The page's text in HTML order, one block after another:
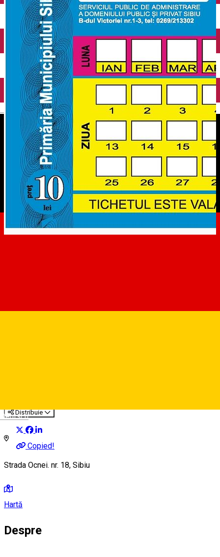
English
DeutschDistribuie
Copied!
Strada Ocnei. nr. 18, Sibiu
Hartă
Despre